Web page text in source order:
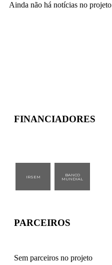
Ainda não há notícias no projeto
FINANCIADORES
IRSEM
BANCO
MUNDIAL
PARCEIROS
Sem parceiros no projeto